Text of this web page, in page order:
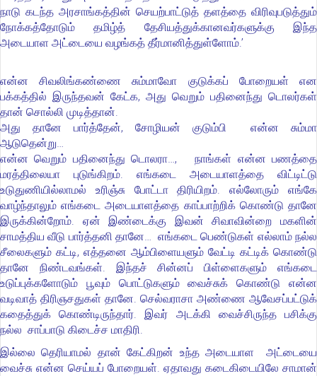
நாடு கடந்த அரசாங்கத்தின் செயற்பாட்டுத் தளத்தை விரிவுபடுத்தும்
நோக்கத்தோடும் தமிழ்த் தேசியத்துக்கானவர்களுக்கு இந்த
அடையாள அட்டையை வழங்கத் தீர்மானித்துள்ளோம்.’
என்ன சிவலிங்கண்ணை சும்மாவோ குடுக்கப் போறையள் என
பக்கத்தில் இருந்தவன் கேட்க, அது வெறும் பதினைந்து டொலர்கள்
தான் சொல்லி முடித்தான்.
அது தானே பார்த்தேன், சோழியன் குடும்பி என்ன சும்மா
ஆடுதென்று…
என்ன வெறும் பதினைந்து டொலரா…, நாங்கள் என்ன பணத்தை
மரத்திலையா புடுங்கிறம். எங்கடை அடையாளத்தை விட்டிட்டு
உடுதுணியில்லாமல் உரிஞ்சு போட்டா திரியிறம். எல்லோரும் எங்கே
வாழ்ந்தாலும் எங்கடை அடையாளத்தை காப்பாற்றிக் கொண்டு தானே
இருக்கின்றோம். ஏன் இண்டைக்கு இவன் சிவாவின்றை மகளின்
சாமத்திய வீடு பார்த்தனி தானே… எங்கடை பெண்டுகள் எல்லாம் நல்ல
சீலைகளும் கட்டி, எத்தனை ஆம்பிளையளும் வேட்டி கட்டிக் கொண்டு
தானே நிண்டவங்கள். இந்தச் சின்னப் பிள்ளைகளும் எங்கடை
உடுப்புக்களோடும் பூவும் பொட்டுகளும் வைச்சுக் கொண்டு என்ன
வடிவாத் திரிஞசதுகள் தானே. செல்வராசா அண்ணை ஆவேசப்பட்டுக்
கதைத்துக் கொண்டிருந்தார். இவர் அடக்கி வைச்சிருந்த பசிக்கு
நல்ல சாப்பாடு கிடைச்ச மாதிரி.
இல்லை தெரியாமல் தான் கேட்கிறன் உந்த அடையாள அட்டையை
வைச்சு என்ன செய்யப் போறையள். ஏதாவது கடைகிடையிலே சாமான்